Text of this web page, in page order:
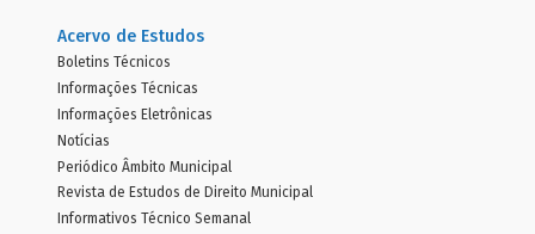
Acervo de Estudos
Boletins Técnicos
Informações Técnicas
Informações Eletrônicas
Notícias
Periódico Âmbito Municipal
Revista de Estudos de Direito Municipal
Informativos Técnico Semanal